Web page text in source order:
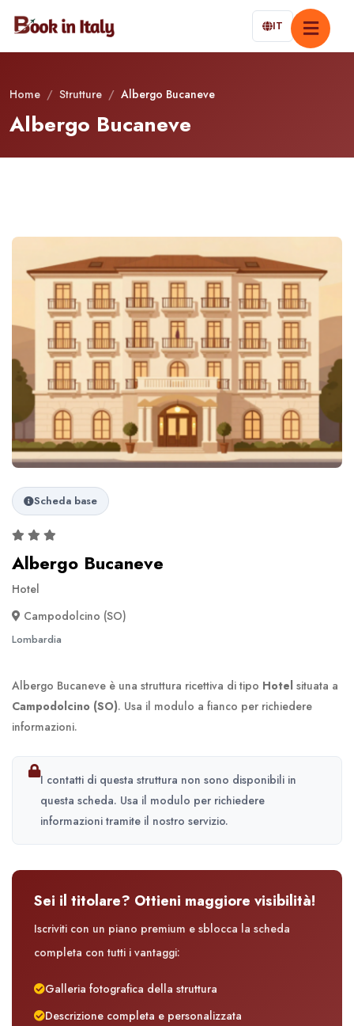
IT
Home / Strutture / Albergo Bucaneve
Albergo Bucaneve
Scheda base
Albergo Bucaneve
Hotel
Campodolcino (SO)
Lombardia
Albergo Bucaneve è una struttura ricettiva di tipo Hotel situata a
Campodolcino (SO). Usa il modulo a fianco per richiedere
informazioni.
I contatti di questa struttura non sono disponibili in
questa scheda. Usa il modulo per richiedere
informazioni tramite il nostro servizio.
Sei il titolare? Ottieni maggiore visibilità!
Iscriviti con un piano premium e sblocca la scheda
completa con tutti i vantaggi:
Galleria fotografica della struttura
Descrizione completa e personalizzata